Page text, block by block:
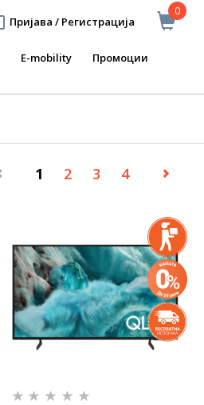
0
Пријава / Регистрација
E-mobility
Промоции
1 2 3 4